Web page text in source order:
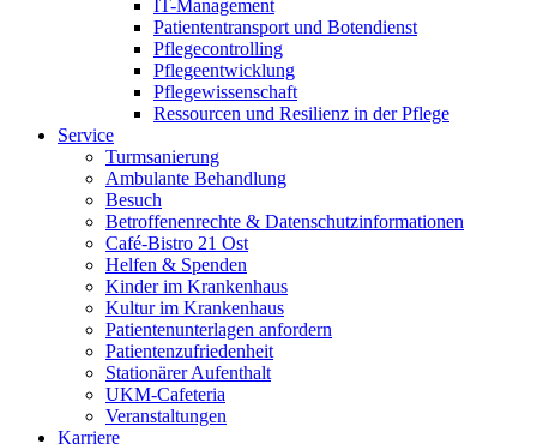
IT-Management
Patiententransport und Botendienst
Pflegecontrolling
Pflegeentwicklung
Pflegewissenschaft
Ressourcen und Resilienz in der Pflege
Service
Turmsanierung
Ambulante Behandlung
Besuch
Betroffenenrechte & Datenschutzinformationen
Café-Bistro 21 Ost
Helfen & Spenden
Kinder im Krankenhaus
Kultur im Krankenhaus
Patientenunterlagen anfordern
Patientenzufriedenheit
Stationärer Aufenthalt
UKM-Cafeteria
Veranstaltungen
Karriere